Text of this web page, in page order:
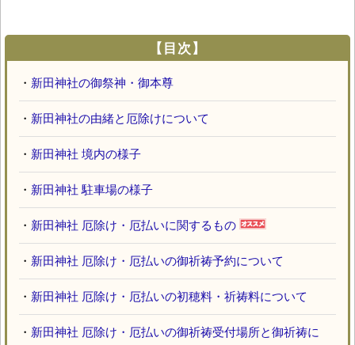
【目次】
・ 新田神社の御祭神・御本尊
・ 新田神社の由緒と厄除けについて
・ 新田神社 境内の様子
・ 新田神社 駐車場の様子
・ 新田神社 厄除け・厄払いに関するもの
・ 新田神社 厄除け・厄払いの御祈祷予約について
・ 新田神社 厄除け・厄払いの初穂料・祈祷料について
・ 新田神社 厄除け・厄払いの御祈祷受付場所と御祈祷に